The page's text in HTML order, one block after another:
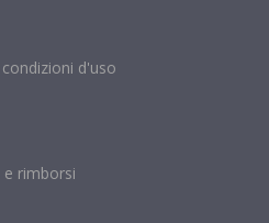
d'uso
e rimborsi